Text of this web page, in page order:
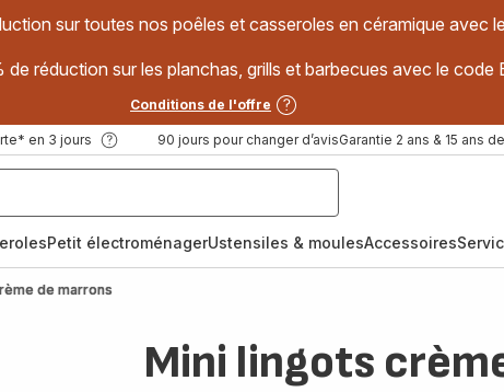
sur toutes nos poêles et casseroles en céramique avec
réduction sur les planchas, grills et barbecues avec le code
Conditions de l'offre
en 3 jours 90 jours pour changer d’avisGarantie 2 ans & 15 ans
Petit électroménagerUstensiles & moulesAccessoires
de marrons
Mini lingots